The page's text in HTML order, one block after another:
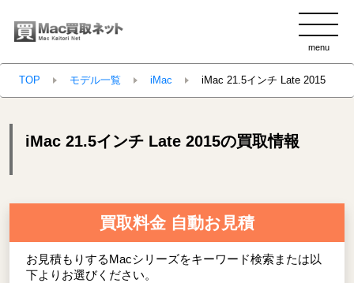
menu
TOP モデル一覧 iMac iMac 21.5インチ Late 2015
iMac 21.5インチ Late 2015の買取情報
買取料金 自動お見積
お見積もりするMacシリーズをキーワード検索または以
下よりお選びください。